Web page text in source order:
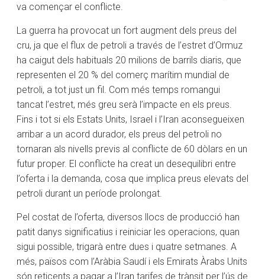
va començar el conflicte.
La guerra ha provocat un fort augment dels preus del
cru, ja que el flux de petroli a través de l’estret d’Ormuz
ha caigut dels habituals 20 milions de barrils diaris, que
representen el 20 % del comerç marítim mundial de
petroli, a tot just un fil. Com més temps romangui
tancat l’estret, més greu serà l’impacte en els preus.
Fins i tot si els Estats Units, Israel i l’Iran aconsegueixen
arribar a un acord durador, els preus del petroli no
tornaran als nivells previs al conflicte de 60 dòlars en un
futur proper. El conflicte ha creat un desequilibri entre
l’oferta i la demanda, cosa que implica preus elevats del
petroli durant un període prolongat.
Pel costat de l’oferta, diversos llocs de producció han
patit danys significatius i reiniciar les operacions, quan
sigui possible, trigarà entre dues i quatre setmanes. A
més, països com l’Aràbia Saudí i els Emirats Àrabs Units
són reticents a pagar a l’Iran tarifes de trànsit per l’ús de